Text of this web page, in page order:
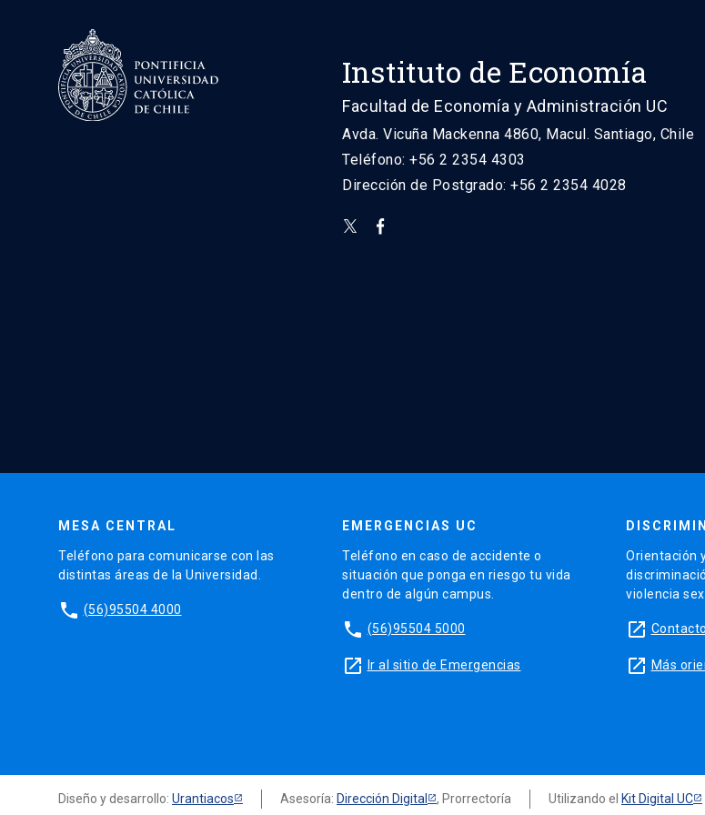
Instituto de Economía
Facultad de Economía y Administración UC
Avda. Vicuña Mackenna 4860, Macul. Santiago, Chile
Teléfono: +56 2 2354 4303
Dirección de Postgrado: +56 2 2354 4028
MESA CENTRAL
Teléfono para comunicarse con las
distintas áreas de la Universidad.
phone (56)95504 4000
EMERGENCIAS UC
Teléfono en caso de accidente o
situación que ponga en riesgo tu vida
dentro de algún campus.
phone (56)95504 5000
launch Ir al sitio de Emergencias
Orientación
violencia
launch
launch Más
Diseño y desarrollo: Urantiacos Asesoría: Dirección Digital , Prorrectoría Utilizando el Kit Digital UC